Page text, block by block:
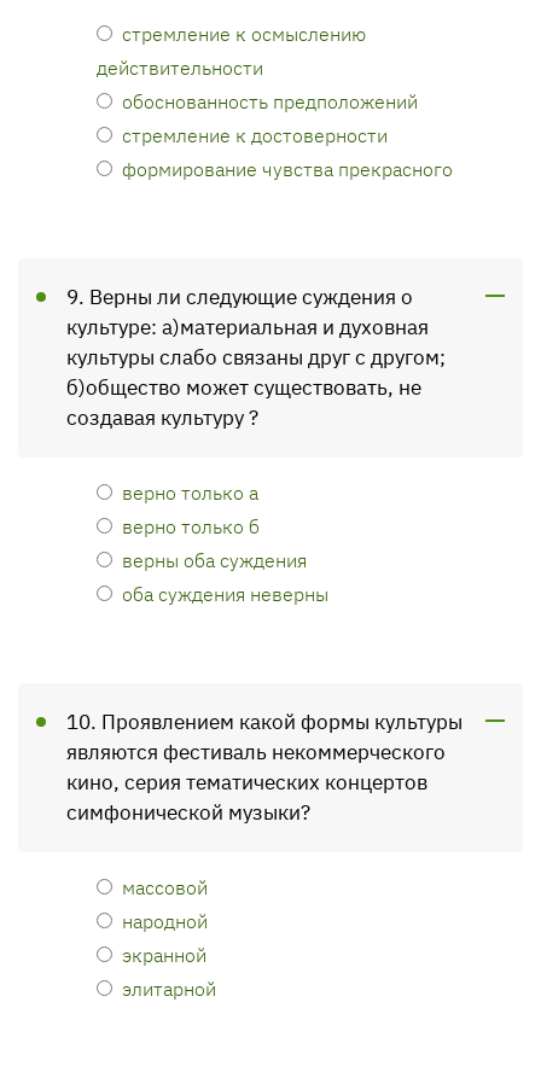
стремление к осмыслению
действительности
обоснованность предположений
стремление к достоверности
формирование чувства прекрасного
9. Верны ли следующие суждения о
культуре: а)материальная и духовная
культуры слабо связаны друг с другом;
б)общество может существовать, не
создавая культуру ?
верно только а
верно только б
верны оба суждения
оба суждения неверны
10. Проявлением какой формы культуры
являются фестиваль некоммерческого
кино, серия тематических концертов
симфонической музыки?
массовой
народной
экранной
элитарной